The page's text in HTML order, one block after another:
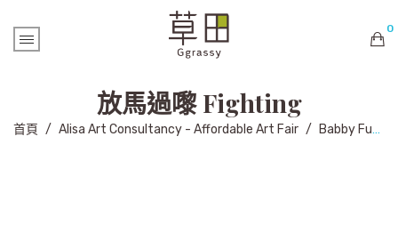
0
購物車內未有商品
放馬過嚟 Fighting
首頁 / Alisa Art Consultancy - Affordable Art Fair / Babby Fung